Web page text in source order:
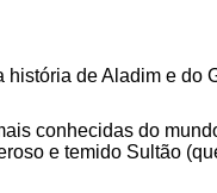
de Aladim e do
conhecidas do
e temido Sultão